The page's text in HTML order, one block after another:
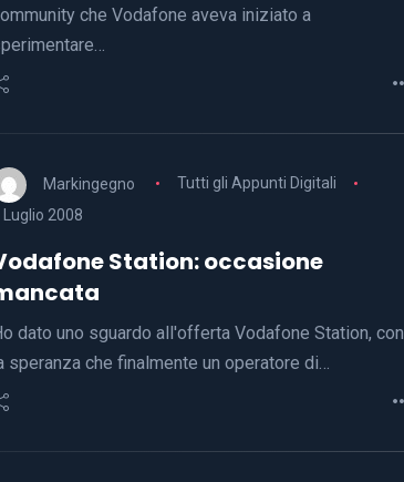
che Vodafone aveva iniziato a
Markingegno
Tutti gli Appunti Digitali
Luglio 2008
Station: occasione
dato uno sguardo all'offerta Vodafone Station, con
speranza che finalmente un operatore di…